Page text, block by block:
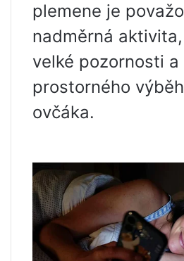
plemene je
nadměrná
velké pozornosti
prostorného
ovčáka.